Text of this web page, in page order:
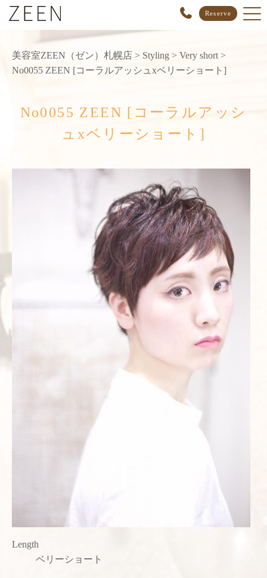
Reserve
美容室ZEEN（ゼン）札幌店 > Styling > Very short >
No0055 ZEEN [コーラルアッシュxベリーショート]
No0055 ZEEN [コーラルアッシ
ュxベリーショート]
Length
ベリーショート